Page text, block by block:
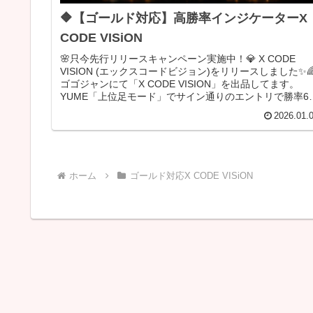
🔶【ゴールド対応】高勝率インジケーターX
CODE VISiON
🌸只今先行リリースキャンペーン実施中！💎 X CODE
VISION (エックスコードビジョン)をリリースしました
ゴゴジャンにて「X CODE VISION」を出品してます。
YUME「上位足モード」でサイン通りのエントリで勝率6〜
ホーム ゴールド対応X CODE VISiON